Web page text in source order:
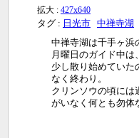
拡大 : 427x640
タグ : 日光市
中禅寺湖
中禅寺湖は千手ヶ浜
月曜日のガイド中は
少し散り始めていた
なく終わり。
クリンソウの頃には
がいなく何とも勿体